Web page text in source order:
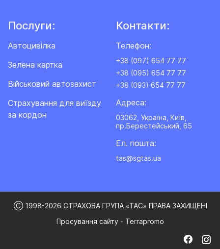
Послуги:
Автоцивілка
Зелена картка
Військовий автозахист
Cтрахування для виїзду
за кордон
Контакти:
Телефон:
+38 (097) 654 77 77
+38 (095) 654 77 77
+38 (093) 654 77 77
Адреса:
03062, Україна, Київ,
пр.Берестейський, 65
Ел. пошта:
tas@sgtas.ua
Ⓒ 1998-2026 СТРАХОВА ГРУПА «ТАС» ПРАВА ЗАХИЩЕНІ
Просування сайту - Terrapromo